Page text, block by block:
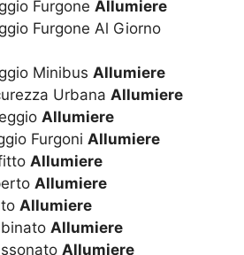
Furgone Allumiere
Furgone Al Giorno
Minibus Allumiere
Urbana Allumiere
Allumiere
Furgoni Allumiere
Allumiere
Allumiere
Allumiere
Allumiere
Allumiere